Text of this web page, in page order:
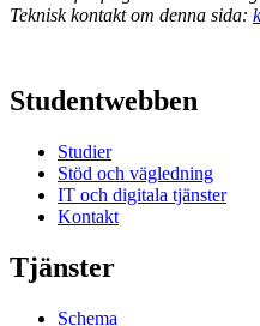
Teknisk kontakt om denna sida:
Studentwebben
Studier
Stöd och vägledning
IT och digitala tjänster
Kontakt
Tjänster
Schema